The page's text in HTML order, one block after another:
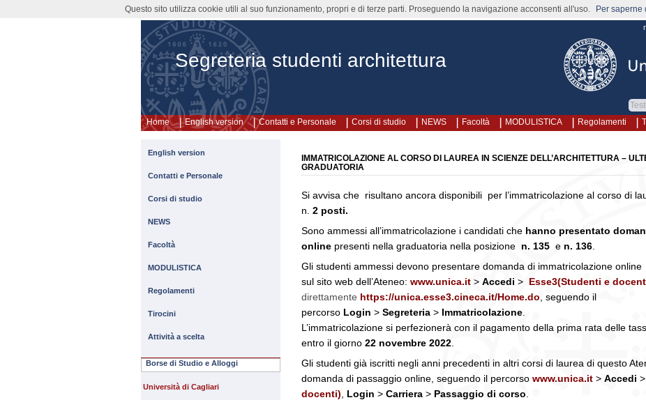
Segreteria studenti architettura
Home English version Contatti e Personale Corsi di studio NEWS Facoltà MODULISTICA Regolamenti
IMMATRICOLAZIONE AL CORSO DI LAUREA IN SCIENZE DELL’ARCHITETTURA –
GRADUATORIA
Si avvisa che risultano ancora disponibili per l’immatricolazione al corso di
n. 2 posti.
Sono ammessi all’immatricolazione i candidati che hanno presentato
online presenti nella graduatoria nella posizione n. 135 e n. 136
Gli studenti ammessi devono presentare domanda di immatricolazione online
sul sito web dell’Ateneo: www.unica.it > Accedi > Esse3(Studenti e
direttamente https://unica.esse3.cineca.it/Home.do , seguendo il
percorso Login > Segreteria > Immatricolazione
L’immatricolazione si perfezionerà con il pagamento della prima rata delle
entro il giorno 22 novembre 2022
Gli studenti già iscritti negli anni precedenti in altri corsi di laurea di questo
domanda di passaggio online, seguendo il percorso www.unica.it > Accedi >
docenti)
Login > Carriera > Passaggio di corso
English version
Contatti e Personale
Corsi di studio
NEWS
Facoltà
MODULISTICA
Regolamenti
Tirocini
Attività a scelta
Borse di Studio e Alloggi
Università di Cagliari
Questo sito utilizza cookie utili al suo funzionamento, propri e di terze parti. Proseguendo la navigazione acconsenti all'uso. Per saperne